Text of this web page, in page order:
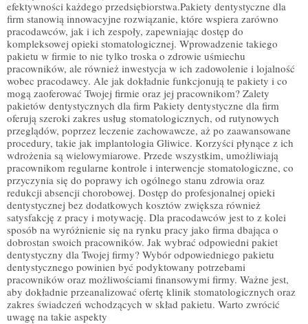
efektywności każdego przedsiębiorstwa.Pakiety dentystyczne dla
firm stanowią innowacyjne rozwiązanie, które wspiera zarówno
pracodawców, jak i ich zespoły, zapewniając dostęp do
kompleksowej opieki stomatologicznej. Wprowadzenie takiego
pakietu w firmie to nie tylko troska o zdrowie uśmiechu
pracowników, ale również inwestycja w ich zadowolenie i lojalność
wobec pracodawcy. Ale jak dokładnie funkcjonują te pakiety i co
mogą zaoferować Twojej firmie oraz jej pracownikom? Zalety
pakietów dentystycznych dla firm Pakiety dentystyczne dla firm
oferują szeroki zakres usług stomatologicznych, od rutynowych
przeglądów, poprzez leczenie zachowawcze, aż po zaawansowane
procedury, takie jak implantologia Gliwice. Korzyści płynące z ich
wdrożenia są wielowymiarowe. Przede wszystkim, umożliwiają
pracownikom regularne kontrole i interwencje stomatologiczne, co
przyczynia się do poprawy ich ogólnego stanu zdrowia oraz
redukcji absencji chorobowej. Dostęp do profesjonalnej opieki
dentystycznej bez dodatkowych kosztów zwiększa również
satysfakcję z pracy i motywację. Dla pracodawców jest to z kolei
sposób na wyróżnienie się na rynku pracy jako firma dbająca o
dobrostan swoich pracowników. Jak wybrać odpowiedni pakiet
dentystyczny dla Twojej firmy? Wybór odpowiedniego pakietu
dentystycznego powinien być podyktowany potrzebami
pracowników oraz możliwościami finansowymi firmy. Ważne jest,
aby dokładnie przeanalizować ofertę klinik stomatologicznych oraz
zakres świadczeń wchodzących w skład pakietu. Warto zwrócić
uwagę na takie aspekty